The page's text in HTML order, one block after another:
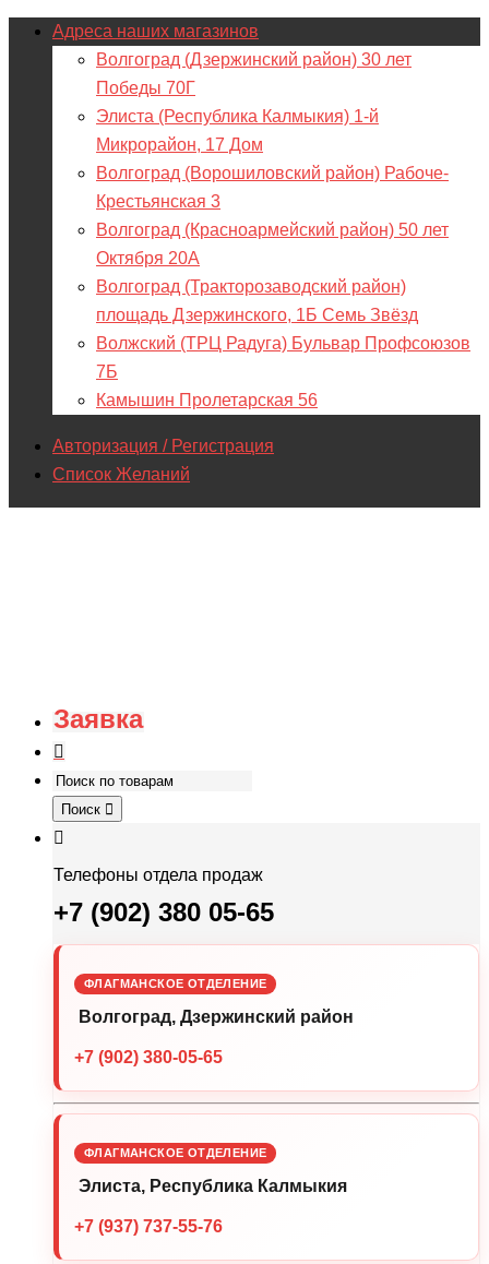
Адреса наших магазинов
Волгоград (Дзержинский район) 30 лет
Победы 70Г
Элиста (Республика Калмыкия) 1-й
Микрорайон, 17 Дом
Волгоград (Ворошиловский район) Рабоче-
Крестьянская 3
Волгоград (Красноармейский район) 50 лет
Октября 20А
Волгоград (Тракторозаводский район)
площадь Дзержинского, 1Б Семь Звёзд
Волжский (ТРЦ Радуга) Бульвар Профсоюзов
7Б
Камышин Пролетарская 56
Авторизация / Регистрация
Список Желаний
Заявка
Поиск
Телефоны отдела продаж
+7 (902) 380 05-65
ФЛАГМАНСКОЕ ОТДЕЛЕНИЕ
Волгоград, Дзержинский район
+7 (902) 380-05-65
ФЛАГМАНСКОЕ ОТДЕЛЕНИЕ
Элиста, Республика Калмыкия
+7 (937) 737-55-76